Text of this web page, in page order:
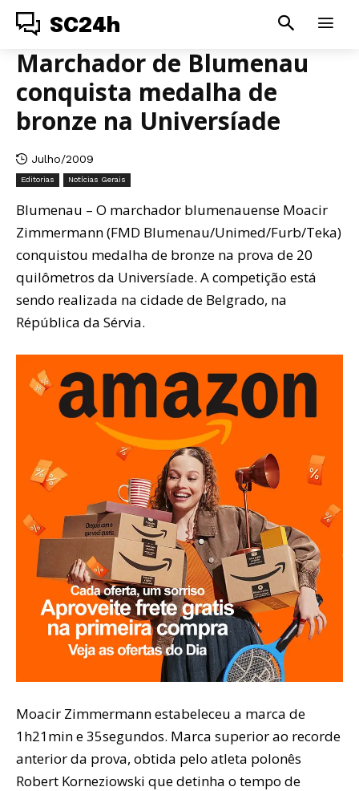
SC24h
Marchador de Blumenau
conquista medalha de
bronze na Universíade
Julho/2009
Editorias Notícias Gerais
Blumenau – O marchador blumenauense Moacir
Zimmermann (FMD Blumenau/Unimed/Furb/Teka)
conquistou medalha de bronze na prova de 20
quilômetros da Universíade. A competição está
sendo realizada na cidade de Belgrado, na
Répública da Sérvia.
Moacir Zimmermann estabeleceu a marca de
1h21min e 35segundos. Marca superior ao recorde
anterior da prova, obtida pelo atleta polonês
Robert Korneziowski que detinha o tempo de